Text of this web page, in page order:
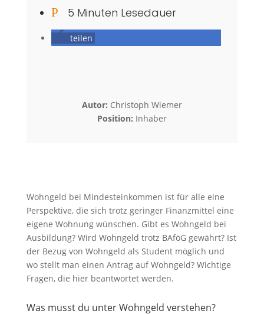
P 5 Minuten Lesedauer
teilen
Autor: Christoph Wiemer
Position: Inhaber
Wohngeld bei Mindesteinkommen ist für alle eine
Perspektive, die sich trotz geringer Finanzmittel eine
eigene Wohnung wünschen. Gibt es Wohngeld bei
Ausbildung? Wird Wohngeld trotz BAföG gewährt? Ist
der Bezug von Wohngeld als Student möglich und
wo stellt man einen Antrag auf Wohngeld? Wichtige
Fragen, die hier beantwortet werden.
Was musst du unter Wohngeld verstehen?